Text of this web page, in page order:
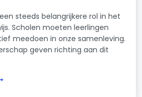
steeds belangrijkere rol in het
Scholen moeten leerlingen
meedoen in onze samenleving.
geven richting aan dit